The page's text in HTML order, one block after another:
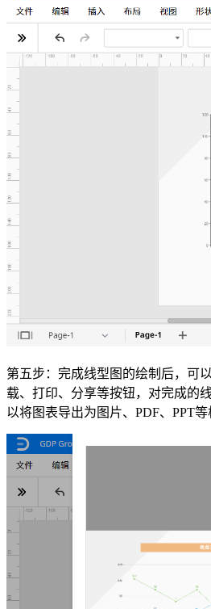
第五步：完成线型图的绘制后，可
载、打印、分享等按钮，对完成的
以将图表导出为图片、PDF、PPT等